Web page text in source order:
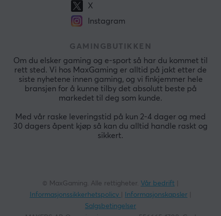
X
Instagram
GAMINGBUTIKKEN
Om du elsker gaming og e-sport så har du kommet til
rett sted. Vi hos MaxGaming er alltid på jakt etter de
siste nyhetene innen gaming, og vi finkjemmer hele
bransjen for å kunne tilby det absolutt beste på
markedet til deg som kunde.
Med vår raske leveringstid på kun 2-4 dager og med
30 dagers åpent kjøp så kan du alltid handle raskt og
sikkert.
© MaxGaming. Alle rettigheter. Vår bedrift
Informasjonssikkerhetspolicy
Informasjonskapsler
Salgsbetingelser